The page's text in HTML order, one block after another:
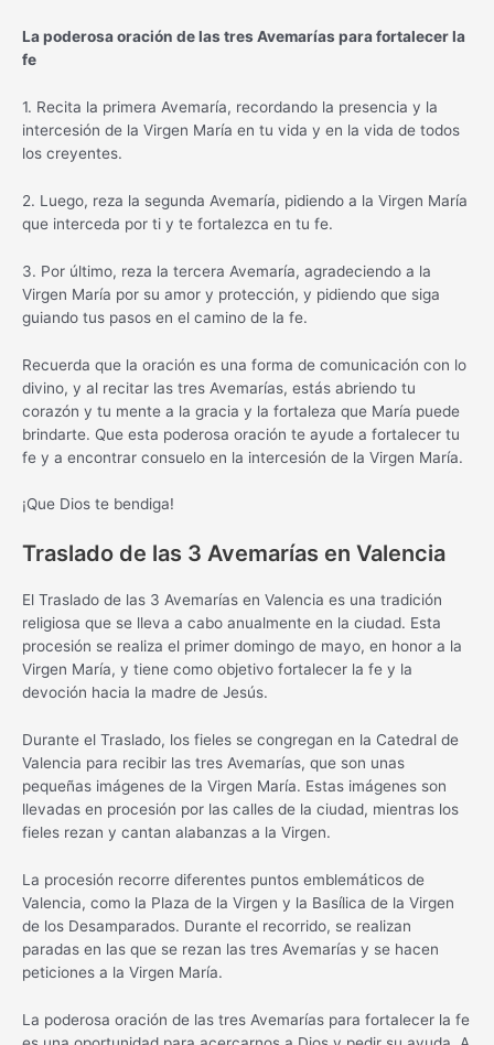
La poderosa oración de las tres Avemarías para fortalecer la
fe
1. Recita la primera Avemaría, recordando la presencia y la
intercesión de la Virgen María en tu vida y en la vida de todos
los creyentes.
2. Luego, reza la segunda Avemaría, pidiendo a la Virgen María
que interceda por ti y te fortalezca en tu fe.
3. Por último, reza la tercera Avemaría, agradeciendo a la
Virgen María por su amor y protección, y pidiendo que siga
guiando tus pasos en el camino de la fe.
Recuerda que la oración es una forma de comunicación con lo
divino, y al recitar las tres Avemarías, estás abriendo tu
corazón y tu mente a la gracia y la fortaleza que María puede
brindarte. Que esta poderosa oración te ayude a fortalecer tu
fe y a encontrar consuelo en la intercesión de la Virgen María.
¡Que Dios te bendiga!
Traslado de las 3 Avemarías en Valencia
El Traslado de las 3 Avemarías en Valencia es una tradición
religiosa que se lleva a cabo anualmente en la ciudad. Esta
procesión se realiza el primer domingo de mayo, en honor a la
Virgen María, y tiene como objetivo fortalecer la fe y la
devoción hacia la madre de Jesús.
Durante el Traslado, los fieles se congregan en la Catedral de
Valencia para recibir las tres Avemarías, que son unas
pequeñas imágenes de la Virgen María. Estas imágenes son
llevadas en procesión por las calles de la ciudad, mientras los
fieles rezan y cantan alabanzas a la Virgen.
La procesión recorre diferentes puntos emblemáticos de
Valencia, como la Plaza de la Virgen y la Basílica de la Virgen
de los Desamparados. Durante el recorrido, se realizan
paradas en las que se rezan las tres Avemarías y se hacen
peticiones a la Virgen María.
La poderosa oración de las tres Avemarías para fortalecer la fe